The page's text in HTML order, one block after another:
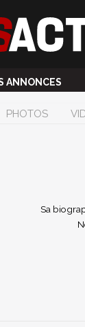
ANNONCES
PHOTOS
Sa